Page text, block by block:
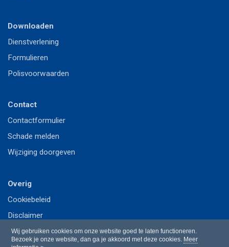
Wij gebruiken cookies om onze website goed te laten functioneren.
Bezoek je onze website, dan ga je akkoord met deze cookies. Meer
Downloaden
Dienstverlening
Formulieren
Polisvoorwaarden
Contact
Contactformulier
Schade melden
Wijziging doorgeven
Overig
Cookiebeleid
Disclaimer
Privacy